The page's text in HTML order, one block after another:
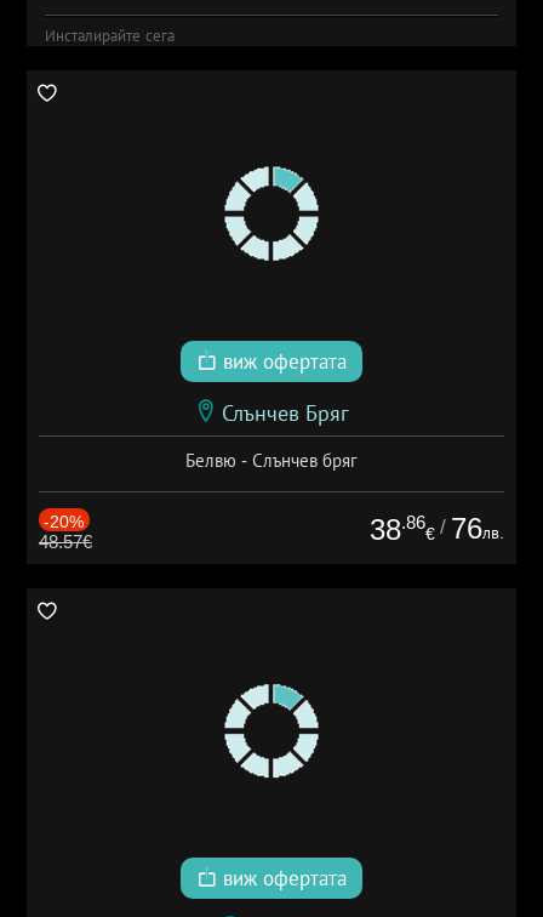
Инсталирайте сега
виж офертата
Слънчев Бряг
Белвю - Слънчев бряг
-20%
48.57€ 38.86
€ / 76лв.
виж офертата